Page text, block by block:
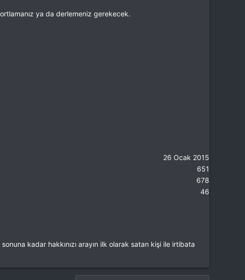
ya da derlemeniz gerekecek.
26 Ocak 2015
651
678
46
kadar hakkınızı arayın ilk olarak satan kişi ile irtibata